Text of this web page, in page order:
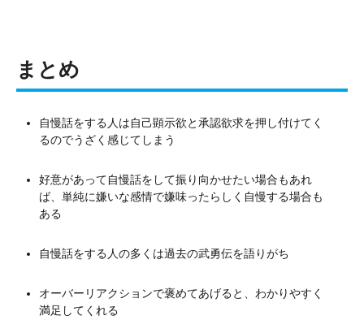
まとめ
自慢話をする人は自己顕示欲と承認欲求を押し付けてく
るのでうざく感じてしまう
好意があって自慢話をして振り向かせたい場合もあれ
ば、単純に嫌いな感情で嫌味ったらしく自慢する場合も
ある
自慢話をする人の多くは過去の武勇伝を語りがち
オーバーリアクションで褒めてあげると、わかりやすく
満足してくれる